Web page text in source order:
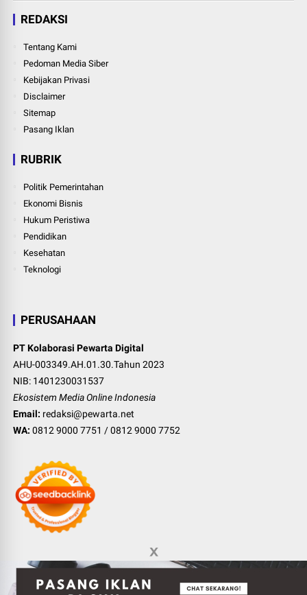
REDAKSI
Tentang Kami
Pedoman Media Siber
Kebijakan Privasi
Disclaimer
Sitemap
Pasang Iklan
RUBRIK
Politik Pemerintahan
Ekonomi Bisnis
Hukum Peristiwa
Pendidikan
Kesehatan
Teknologi
PERUSAHAAN
PT Kolaborasi Pewarta Digital
AHU-003349.AH.01.30.Tahun 2023
NIB: 1401230031537
Ekosistem Media Online Indonesia
Email: redaksi@pewarta.net
WA: 0812 9000 7751 /0812 9000 7752
© 2026 Pewarta Network -Indonesia digital media ecosystem